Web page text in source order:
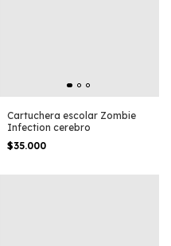
Cartuchera escolar Zombie
Infection cerebro
$35.000